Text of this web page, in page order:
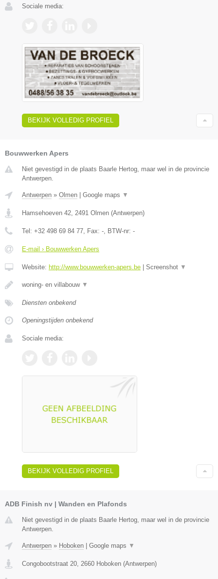
Sociale media:
BEKIJK VOLLEDIG PROFIEL
Bouwwerken Apers
Niet gevestigd in de plaats Baarle Hertog, maar wel in de provincie
Antwerpen.
Antwerpen » Olmen Google maps ▼
Hamsehoeven 42 2491 Olmen (Antwerpen)
Tel: +32 498 69 84 77 , Fax: - , BTW-nr: -
E-mail › Bouwwerken Apers
Website: http://www.bouwwerken-apers.be Screenshot ▼
woning- en villabouw ▼
Diensten onbekend
Openingstijden onbekend
Sociale media:
BEKIJK VOLLEDIG PROFIEL
ADB Finish nv | Wanden en Plafonds
Niet gevestigd in de plaats Baarle Hertog, maar wel in de provincie
Antwerpen.
Antwerpen » Hoboken Google maps ▼
Congobootstraat 20, 2660 Hoboken (Antwerpen)